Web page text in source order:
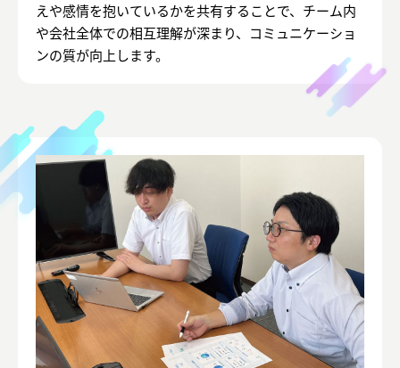
えや感情を抱いているかを共有することで、チーム内
や会社全体での相互理解が深まり、コミュニケーショ
ンの質が向上します。